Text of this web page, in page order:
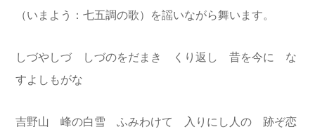
（いまよう：七五調の歌）を謡いながら舞います。
しづやしづ しづのをだまき くり返し 昔を今に な
すよしもがな
吉野山 峰の白雪 ふみわけて 入りにし人の 跡ぞ恋